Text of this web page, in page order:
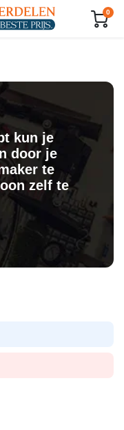
0
kun je
door je
te
zelf te